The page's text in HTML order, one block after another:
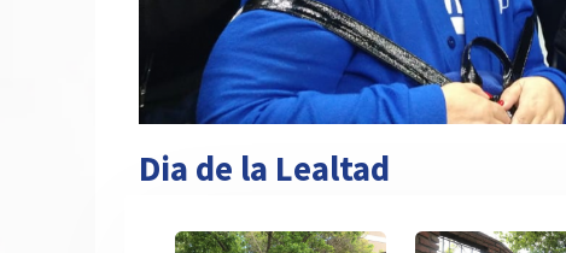
Dia de la Lealtad